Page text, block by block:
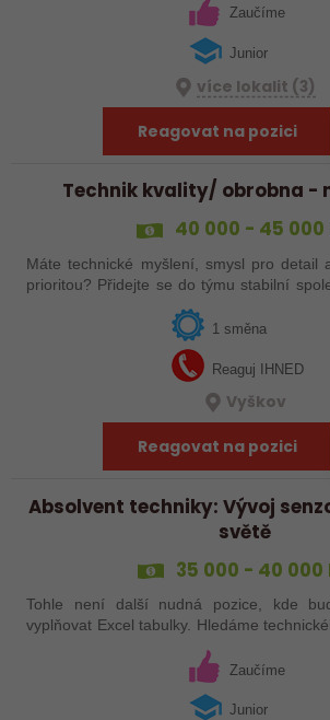
Zaučíme
Junior
více lokalit (3)
Reagovat na pozici
Technik kvality/ obrobna -
40 000 - 45 000
Máte technické myšlení, smysl pro detail
prioritou? Přidejte se do týmu stabilní společnosti, kde budete
mít možnost podílet se na zajištění
1 směna
Reaguj IHNED
Vyškov
Reagovat na pozici
Absolvent techniky: Vývoj
světě
35 000 - 40 000
Tohle není další nudná pozice, kde
vyplňovat Excel tabulky. Hledáme
chce nastartovat kariéru jinak – sbalit
Zaučíme
Junior